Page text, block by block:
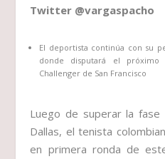
Twitter @vargaspacho
El deportista continúa con su
donde disputará el
Challenger de San Francisco
Luego de superar la fase
Dallas, el tenista
en primera ronda de